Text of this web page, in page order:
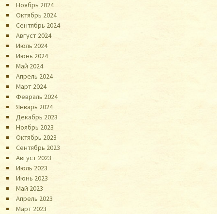
Ноябрь 2024
Октябрь 2024
Сентябрь 2024
Август 2024
Июль 2024
Июнь 2024
Май 2024
Апрель 2024
Март 2024
Февраль 2024
Январь 2024
Декабрь 2023
Ноябрь 2023
Октябрь 2023
Сентябрь 2023
Август 2023
Июль 2023
Июнь 2023
Май 2023
Апрель 2023
Март 2023